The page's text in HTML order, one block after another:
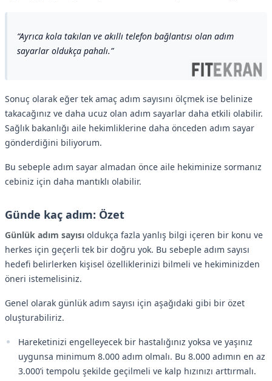
Ayrıca kola takılan ve akıllı telefon bağlantısı olan adım
sayarlar oldukça pahalı.
Sonuç olarak eğer tek amaç adım sayısını ölçmek ise belinize
takacağınız ve daha ucuz olan adım sayarlar daha etkili olabilir.
Sağlık bakanlığı aile hekimliklerine daha önceden adım sayar
gönderdiğini biliyorum.
Bu sebeple adım sayar almadan önce aile hekiminize sormanız
cebiniz için daha mantıklı olabilir.
Günde kaç adım: Özet
Günlük adım sayısı oldukça fazla yanlış bilgi içeren bir konu ve
herkes için geçerli tek bir doğru yok. Bu sebeple adım sayısı
hedefi belirlerken kişisel özelliklerinizi bilmeli ve hekiminizden
öneri istemelisiniz.
Genel olarak günlük adım sayısı için aşağıdaki gibi bir özet
oluşturabiliriz.
Hareketinizi engelleyecek bir hastalığınız yoksa ve yaşınız
uygunsa minimum 8.000 adım olmalı. Bu 8.000 adımın en az
3.000’i tempolu şekilde geçilmeli ve kalp hızınızı arttırmalı.